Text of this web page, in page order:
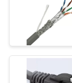
PRIVACY
POLICY
ινών